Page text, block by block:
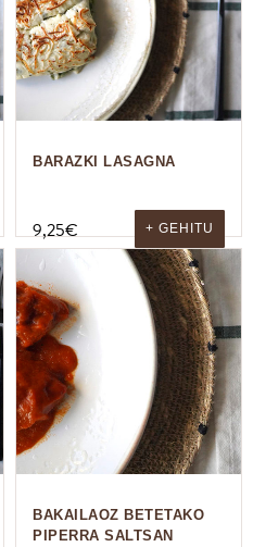
BARAZKI LASAGNA
9,25€ + GEHITU
BAKAILAOZ BETETAKO
PIPERRA SALTSAN